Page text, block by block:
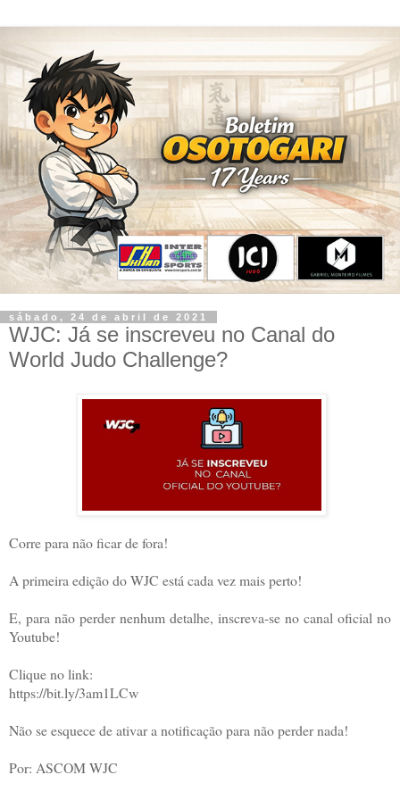
sábado, 24 de abril de 2021
WJC: Já se inscreveu no Canal do
World Judo Challenge?
Corre para não ficar de fora!
A primeira edição do WJC está cada vez mais perto!
E, para não perder nenhum detalhe, inscreva-se no canal oficial no
Youtube!
Clique no link:
https://bit.ly/3am1LCw
Não se esquece de ativar a notificação para não perder nada!
Por: ASCOM WJC